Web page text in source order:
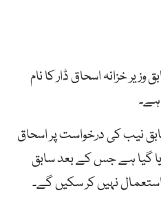
وزیر خزانہ اسحاق ڈار کا نام
نیب کی درخواست پر اسحاق
گیا ہے جس کے بعد سابق
استعمال نہیں کر سکیں گے۔